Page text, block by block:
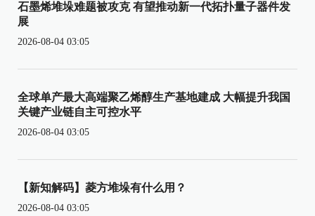
石墨烯堆垛难题被攻克 有望推动新一代拓扑量子器件发
展
2026-08-04 03:05
全球单产最大高端聚乙烯醇生产基地建成 大幅提升我国
关键产业链自主可控水平
2026-08-04 03:05
【新知解码】菱方堆垛有什么用？
2026-08-04 03:05